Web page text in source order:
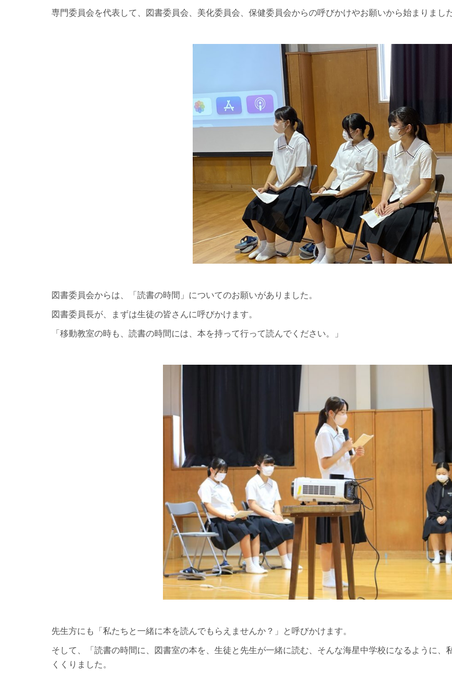
専門委員会を代表して、図書委員会、美化委員会、保健委員会からの呼びかけやお願いから始まりまし
図書委員会からは、「読書の時間」についてのお願いがありました。
図書委員長が、まずは生徒の皆さんに呼びかけます。
「移動教室の時も、読書の時間には、本を持って行って読んでください。」
先生方にも「私たちと一緒に本を読んでもらえませんか？」と呼びかけます。
そして、「読書の時間に、図書室の本を、生徒と先生が一緒に読む、そんな海星中学校になるように
くくりました。